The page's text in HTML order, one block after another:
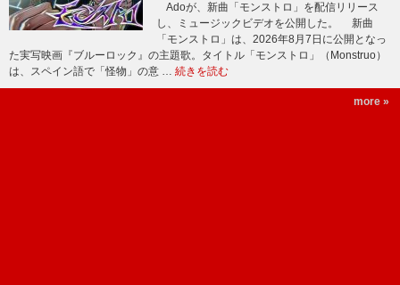
Adoが、新曲「モンストロ」を配信リリース
し、ミュージックビデオを公開した。 新曲
「モンストロ」は、2026年8月7日に公開となっ
た実写映画『ブルーロック』の主題歌。タイトル「モンストロ」（Monstruo）
は、スペイン語で「怪物」の意 … 続きを読む
more »